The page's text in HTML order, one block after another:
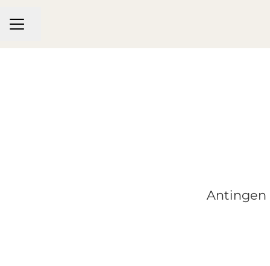
KARRIÄRMENY
Dela sidan
Antingen